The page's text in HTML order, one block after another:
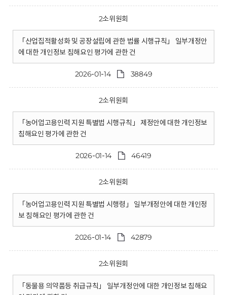
2소위원회
「산업집적활성화 및 공장설립에 관한 법률 시행규칙」 일부개정안
에 대한 개인정보 침해요인 평가에 관한 건
2026-01-14 38849
2소위원회
「농어업고용인력 지원 특별법 시행규칙」 제정안에 대한 개인정보
침해요인 평가에 관한 건
2026-01-14 46419
2소위원회
「농어업고용인력 지원 특별법 시행령」 일부개정안에 대한 개인정
보 침해요인 평가에 관한 건
2026-01-14 42879
2소위원회
「동물용 의약품등 취급규칙」 일부개정안에 대한 개인정보 침해요